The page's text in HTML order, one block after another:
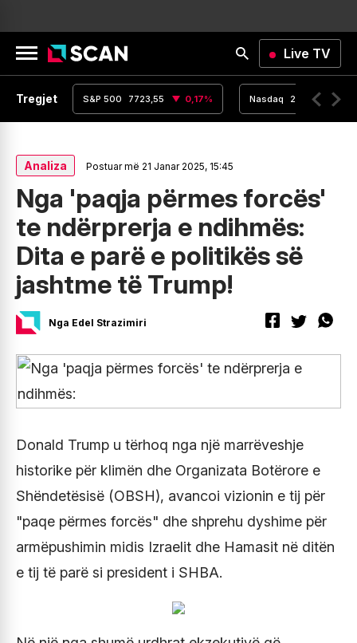
Live TV
Tregjet
0% S&P 500 7723,55 0,17% Nasdaq 26363,44
Analiza Postuar më 21 Janar 2025, 15:45
Nga 'paqja përmes forcës'
te ndërprerja e ndihmës:
Dita e parë e politikës së
jashtme të Trump!
Nga Edel Strazimiri
Donald Trump u tërhoq nga një marrëveshje
historike për klimën dhe Organizata Botërore e
Shëndetësisë (OBSH), avancoi vizionin e tij për
"paqe përmes forcës" dhe shprehu dyshime për
armëpushimin midis Izraelit dhe Hamasit në ditën
e tij të parë si president i SHBA.